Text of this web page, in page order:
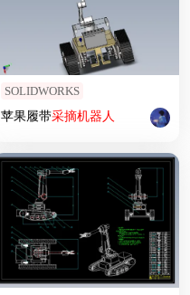
SOLIDWORKS
苹果履带采摘机器人